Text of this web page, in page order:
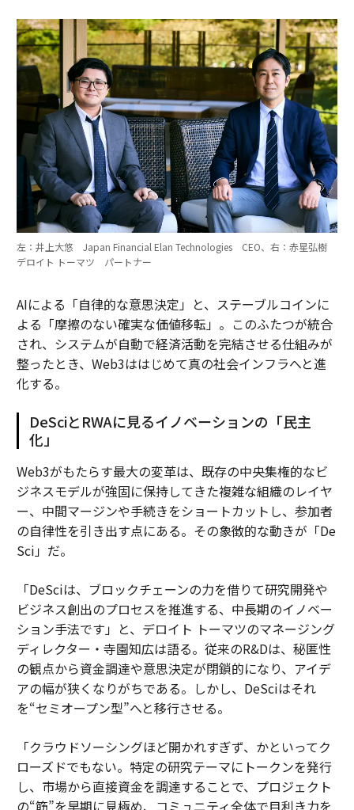
左：井上大悠 Japan Financial Elan Technologies CEO、右：赤星弘樹
デロイト トーマツ パートナー
AIによる「自律的な意思決定」と、ステーブルコインに
よる「摩擦のない確実な価値移転」。このふたつが統合
され、システムが自動で経済活動を完結させる仕組みが
整ったとき、Web3ははじめて真の社会インフラへと進
化する。
DeSciとRWAに見るイノベーションの「民主
化」
Web3がもたらす最大の変革は、既存の中央集権的なビ
ジネスモデルが強固に保持してきた複雑な組織のレイヤ
ー、中間マージンや手続きをショートカットし、参加者
の自律性を引き出す点にある。その象徴的な動きが「De
Sci」だ。
「DeSciは、ブロックチェーンの力を借りて研究開発や
ビジネス創出のプロセスを推進する、中長期のイノベー
ション手法です」と、デロイト トーマツのマネージング
ディレクター・寺園知広は語る。従来のR&Dは、秘匿性
の観点から資金調達や意思決定が閉鎖的になり、アイデ
アの幅が狭くなりがちである。しかし、DeSciはそれ
を“セミオープン型”へと移行させる。
「クラウドソーシングほど開かれすぎず、かといってク
ローズドでもない。特定の研究テーマにトークンを発行
し、市場から直接資金を調達することで、プロジェクト
の“筋”を早期に見極め、コミュニティ全体で目利き力を